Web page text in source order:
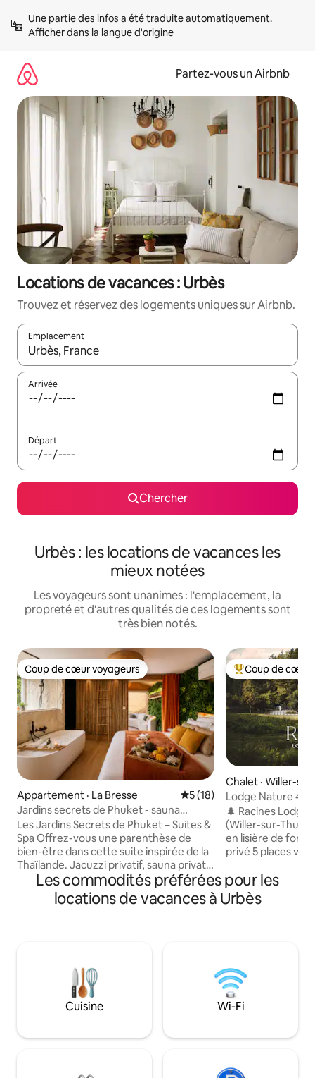
directement
Afficher dans la langue d'origine
Partez-vous un Airbnb
Locations de vacances : Urbès
Trouvez et réservez des logements uniques sur Airbnb.
Emplacement
Quand les résultats sont affichés, parcourez-les en utilisant
Arrivée
Départ
Chercher
Urbès : les locations de vacances les
mieux notées
Les voyageurs sont unanimes : l'emplacement, la
propreté et d'autres qualités de ces logements sont
très bien notés.
Coup de cœur voyageurs
Coup de cœur voyageurs
Appartement · La Bresse Note moyenne de 5 sur 5,
5 (18)
Jardins secrets de Phuket - sauna
jacuzzi pour 2
Les Jardins Secrets de Phuket – Suites &
Spa Offrez-vous une parenthèse de
bien-être dans cette suite inspirée de la
Thaïlande. Jacuzzi privatif, sauna privatif,
home cinéma immersif, grand lit
180x200, coin salon canapé, véranda,
cuisine équipée, ambiance zen et
Hautes-Vosges. Transats et sauna avec
vue panoramique Suite exclusivement
réservée aux adultes.
Coup de cœur
Coup de cœur
Chalet · Willer-
Lodge Nature 4
Vue Forêt
🌲 Racines
(Willer-sur-Thur) !
en lisière de
privé 5 places
draps, serviettes
démarrer le
pastilles lave-
havre de paix ! ✨
Les commodités préférées pour les
locations de vacances à Urbès
Cuisine Wi-Fi